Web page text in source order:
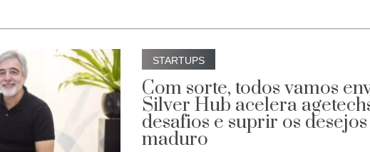
STARTUPS
Com sorte, todos vamos
Silver Hub acelera
desafios e suprir os
maduro